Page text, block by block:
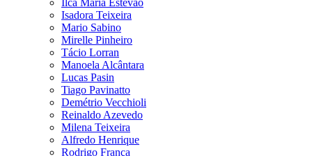
Isadora Teixeira
Mario Sabino
Mirelle Pinheiro
Tácio Lorran
Manoela Alcântara
Lucas Pasin
Tiago Pavinatto
Demétrio Vecchioli
Reinaldo Azevedo
Milena Teixeira
Alfredo Henrique
Rodrigo França